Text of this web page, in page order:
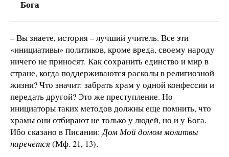
Бога
– Вы знаете, история – лучший учитель. Все эти
«инициативы» политиков, кроме вреда, своему народу
ничего не приносят. Как сохранить единство и мир в
стране, когда поддерживаются расколы в религиозной
жизни? Что значит: забрать храм у одной конфессии и
передать другой? Это же преступление. Но
инициаторы таких методов должны еще помнить, что
храмы они отбирают не только у людей, но и у Бога.
Ибо сказано в Писании:Дом Мой домом молитвы
наречется (Мф. 21, 13).